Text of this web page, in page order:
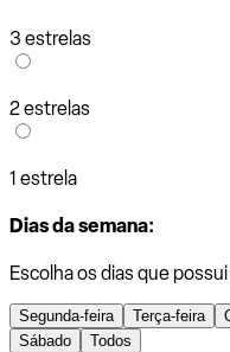
3 estrelas
2 estrelas
1 estrela
Dias da semana:
Escolha os dias que
Segunda-feira Terça-feira
Sábado
Todos